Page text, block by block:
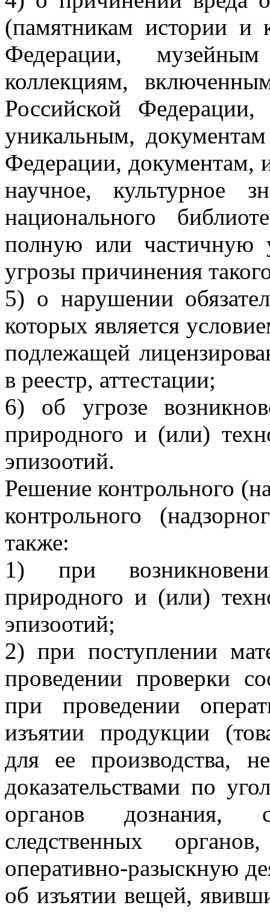
(памятникам истории и
Федерации,
коллекциям,
Российской
уникальным,
Федерации, документам,
научное, культурное
национального
полную или частичную
угрозы причинения
5) о нарушении
которых является
подлежащей
в реестр, аттестации;
6) об угрозе
природного и (или)
эпизоотий.
Решение контрольного
контрольного
также:
1) при
природного и (или)
эпизоотий;
2) при поступлении
проведении проверки
при проведении
изъятии продукции
для ее производства,
доказательствами по
органов дознания,
следственных
оперативно-разыскную
об изъятии вещей,